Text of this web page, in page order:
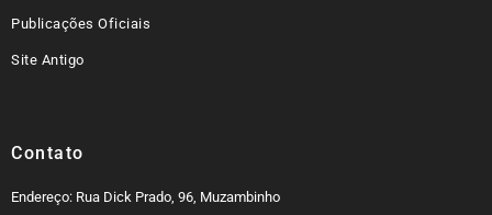
Publicações Oficiais
Site Antigo
Contato
Endereço: Rua Dick Prado, 96, Muzambinho